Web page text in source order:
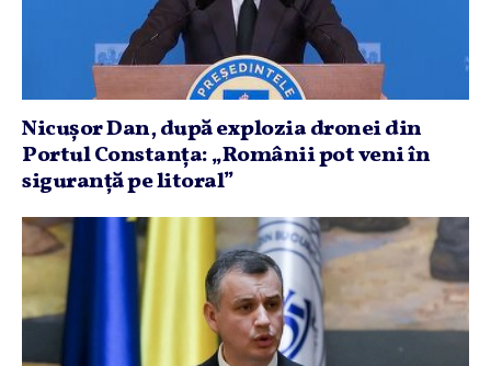
Nicuşor Dan, după explozia dronei din
Portul Constanţa: „Românii pot veni în
siguranţă pe litoral”